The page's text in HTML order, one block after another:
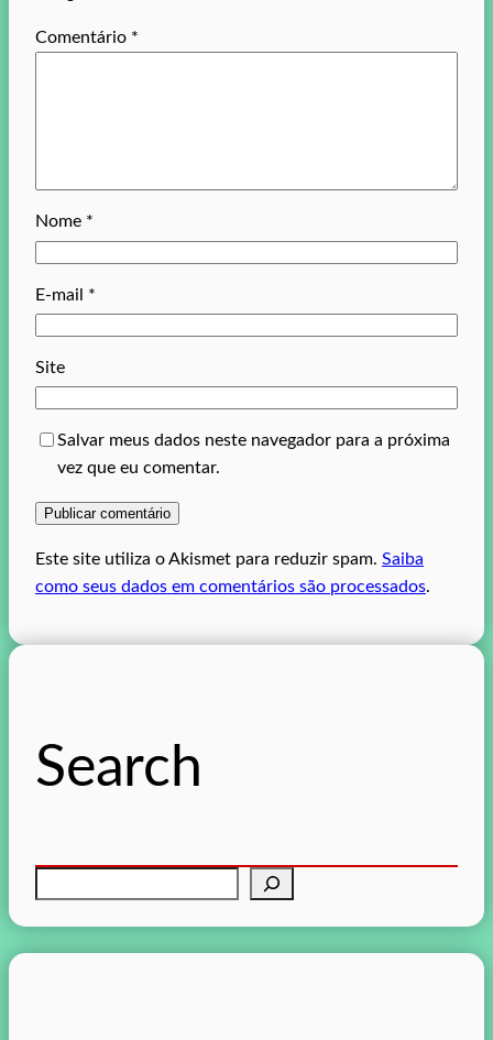
Comentário *
Nome *
E-mail *
Site
Salvar meus dados neste navegador para a próxima
vez que eu comentar.
Este site utiliza o Akismet para reduzir spam. Saiba
como seus dados em comentários são processados.
Search